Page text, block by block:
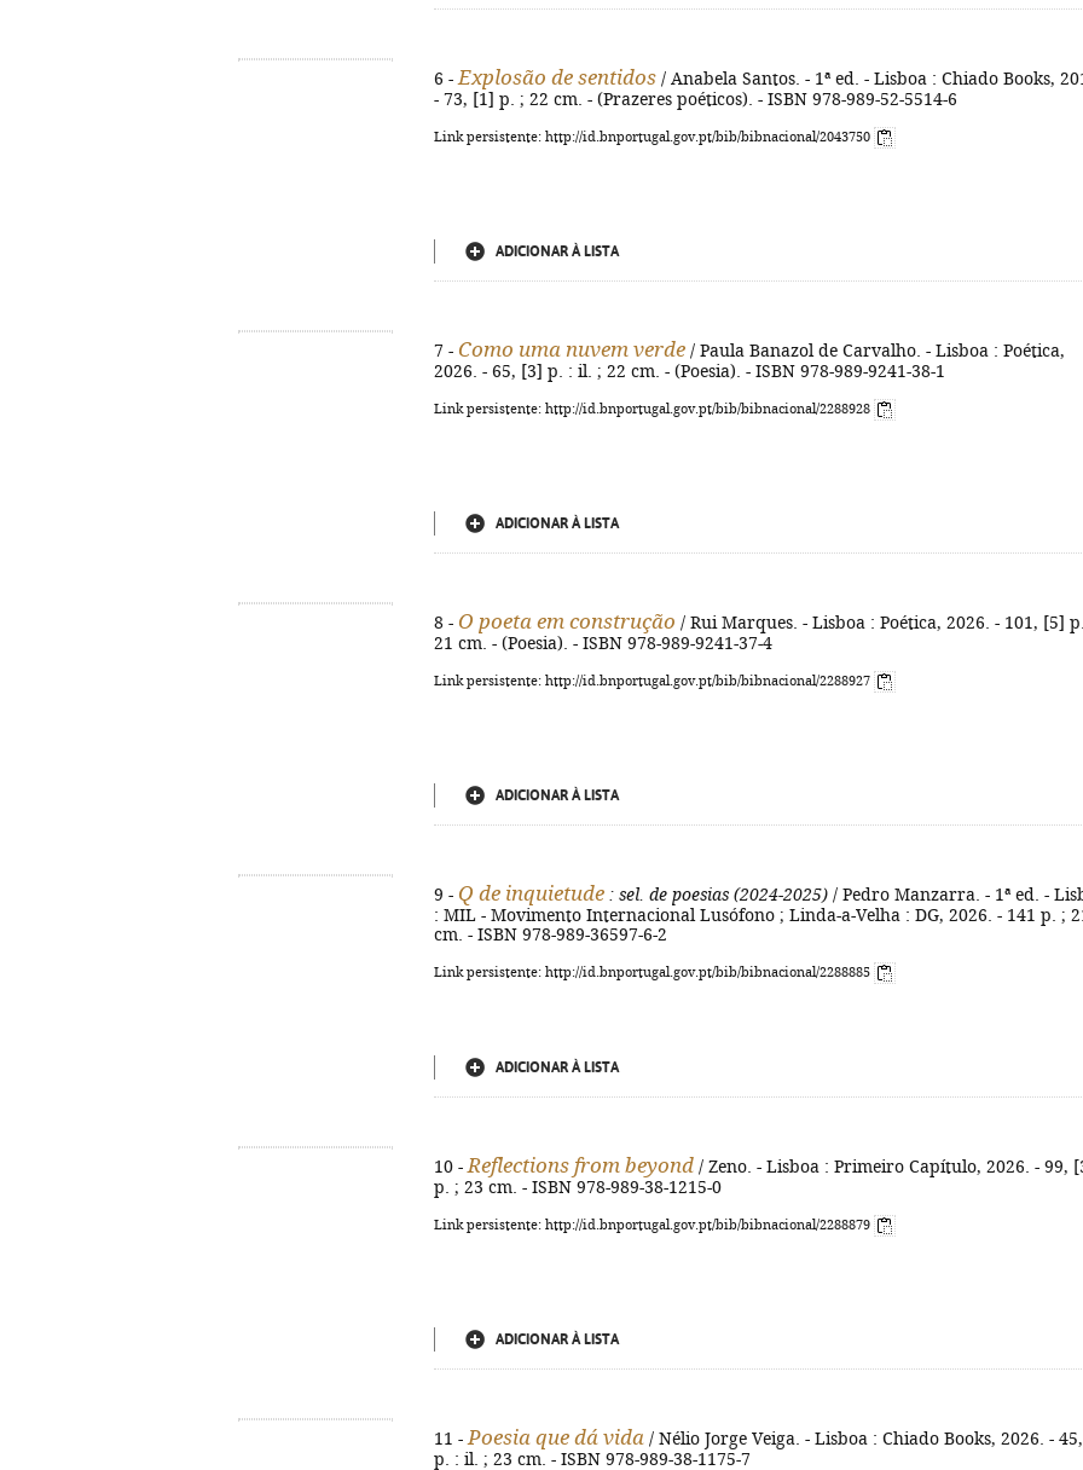
6 - Explosão de sentidos / Anabela Santos. - 1ª ed. - Lisboa : Chiado Books,
- 73, [1] p. ; 22 cm. - (Prazeres poéticos). - ISBN 978-989-52-5514-6
Link persistente: http://id.bnportugal.gov.pt/bib/bibnacional/2043750
ADICIONAR À LISTA
7 - Como uma nuvem verde / Paula Banazol de Carvalho. - Lisboa : Poética,
2026. - 65, [3] p. : il. ; 22 cm. - (Poesia). - ISBN 978-989-9241-38-1
Link persistente: http://id.bnportugal.gov.pt/bib/bibnacional/2288928
ADICIONAR À LISTA
8 - O poeta em construção / Rui Marques. - Lisboa : Poética, 2026. - 101, [5]
21 cm. - (Poesia). - ISBN 978-989-9241-37-4
Link persistente: http://id.bnportugal.gov.pt/bib/bibnacional/2288927
ADICIONAR À LISTA
9 - Q de inquietude : sel. de poesias (2024-2025) / Pedro Manzarra. - 1ª ed. -
: MIL - Movimento Internacional Lusófono ; Linda-a-Velha : DG, 2026. - 141 p. ;
cm. - ISBN 978-989-36597-6-2
Link persistente: http://id.bnportugal.gov.pt/bib/bibnacional/2288885
ADICIONAR À LISTA
10 - Reflections from beyond / Zeno. - Lisboa : Primeiro Capítulo, 2026. - 99,
p. ; 23 cm. - ISBN 978-989-38-1215-0
Link persistente: http://id.bnportugal.gov.pt/bib/bibnacional/2288879
ADICIONAR À LISTA
11 - Poesia que dá vida / Nélio Jorge Veiga. - Lisboa : Chiado Books, 2026. -
p. : il. ; 23 cm. - ISBN 978-989-38-1175-7